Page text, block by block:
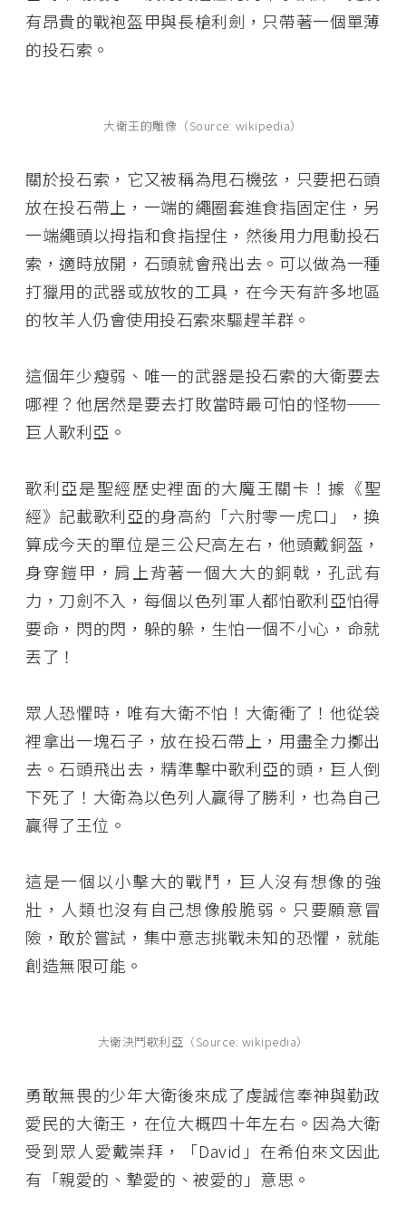
有昂貴的戰袍盔甲與長槍利劍，只帶著一個單薄
的投石索。
大衛王的雕像（Source: wikipedia）
關於投石索，它又被稱為甩石機弦，只要把石頭
放在投石帶上，一端的繩圈套進食指固定住，另
一端繩頭以拇指和食指捏住，然後用力甩動投石
索，適時放開，石頭就會飛出去。可以做為一種
打獵用的武器或放牧的工具，在今天有許多地區
的牧羊人仍會使用投石索來驅趕羊群。
這個年少瘦弱、唯一的武器是投石索的大衛要去
哪裡？他居然是要去打敗當時最可怕的怪物──
巨人歌利亞。
歌利亞是聖經歷史裡面的大魔王關卡！據《聖
經》記載歌利亞的身高約「六肘零一虎口」，換
算成今天的單位是三公尺高左右，他頭戴銅盔，
身穿鎧甲，肩上背著一個大大的銅戟，孔武有
力，刀劍不入，每個以色列軍人都怕歌利亞怕得
要命，閃的閃，躲的躲，生怕一個不小心，命就
丟了！
眾人恐懼時，唯有大衛不怕！大衛衝了！他從袋
裡拿出一塊石子，放在投石帶上，用盡全力擲出
去。石頭飛出去，精準擊中歌利亞的頭，巨人倒
下死了！大衛為以色列人贏得了勝利，也為自己
贏得了王位。
這是一個以小擊大的戰鬥，巨人沒有想像的強
壯，人類也沒有自己想像般脆弱。只要願意冒
險，敢於嘗試，集中意志挑戰未知的恐懼，就能
創造無限可能。
大衛決鬥歌利亞（Source: wikipedia）
勇敢無畏的少年大衛後來成了虔誠信奉神與勤政
愛民的大衛王，在位大概四十年左右。因為大衛
受到眾人愛戴崇拜，「David」在希伯來文因此
有「親愛的、摯愛的、被愛的」意思。